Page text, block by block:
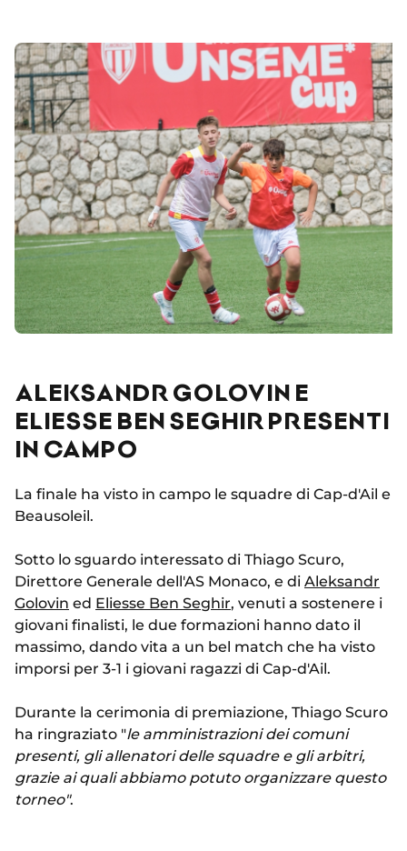
ALEKSANDR GOLOVIN E
ELIESSE BEN SEGHIR PRESENTI
IN CAMPO
La finale ha visto in campo le squadre di Cap-d'Ail e
Beausoleil.
Sotto lo sguardo interessato di Thiago Scuro,
Direttore Generale dell'AS Monaco, e di Aleksandr
Golovin ed Eliesse Ben Seghir, venuti a sostenere i
giovani finalisti, le due formazioni hanno dato il
massimo, dando vita a un bel match che ha visto
imporsi per 3-1 i giovani ragazzi di Cap-d'Ail.
Durante la cerimonia di premiazione, Thiago Scuro
ha ringraziato "le amministrazioni dei comuni
presenti, gli allenatori delle squadre e gli arbitri,
grazie ai quali abbiamo potuto organizzare questo
torneo".